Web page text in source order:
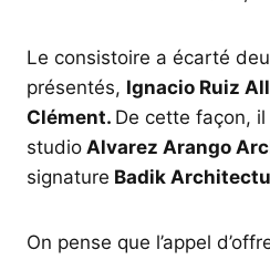
Le consistoire a écarté
présentés, Ignacio Ruiz
Clément. De cette façon,
studio Alvarez Arango
signature Badik
On pense que l’appel